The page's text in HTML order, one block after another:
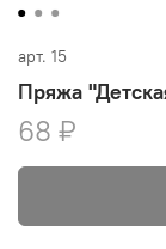
арт. 15
Пряжа
68 ₽